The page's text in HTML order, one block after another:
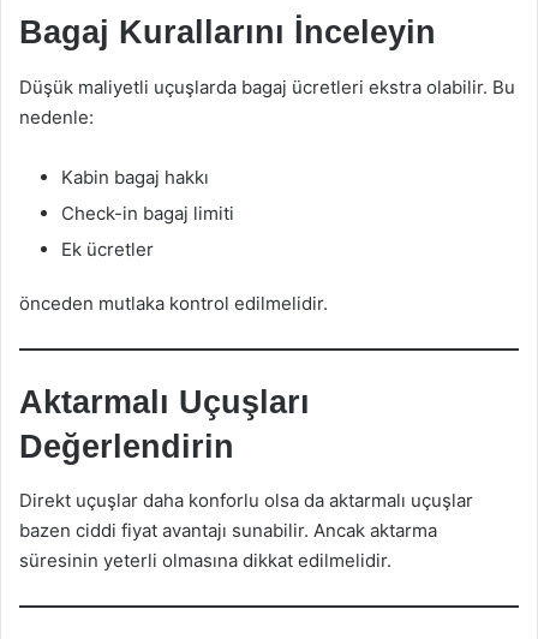
Bagaj Kurallarını İnceleyin
Düşük maliyetli uçuşlarda bagaj ücretleri ekstra olabilir. Bu
nedenle:
Kabin bagaj hakkı
Check-in bagaj limiti
Ek ücretler
önceden mutlaka kontrol edilmelidir.
Aktarmalı Uçuşları
Değerlendirin
Direkt uçuşlar daha konforlu olsa da aktarmalı uçuşlar
bazen ciddi fiyat avantajı sunabilir. Ancak aktarma
süresinin yeterli olmasına dikkat edilmelidir.